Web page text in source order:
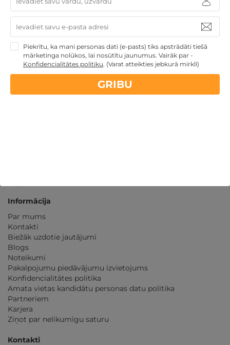
14 dienunaudas atmaksas garantija
Kvalitatīva klientu
GribuAtpusties.lvizmēģinātsunpārbaudīts
Informācija
Par mums
Kontakti
Biežāk uzdotie jautājumi
Blogs
Noteikumi
Pakalpojumu piedāvājumu izvietojums
Konfidencialitātes politika
Amata vietas kandidātu personas datu politika
Partneriem
Karjera
Ziņot par nelikumīgu saturu
Kontakti
Piekrītu, ka mani personas dati (e-pasts) tiks apstrādāti tiešā
mārketinga nolūkos, lai nosūtītu jaunumus. Vairāk par -
Konfidencialitātes politiku. (Varat atteikties jebkurā mirklī)
GRIBU